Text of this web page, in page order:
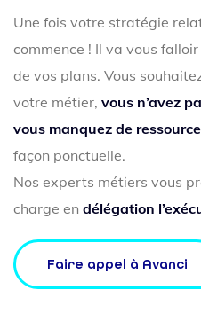
Une fois votre stratégie
commence ! Il va vous
de vos plans. Vous
votre métier, vous n’avez
vous manquez de
façon ponctuelle.
Nos experts métiers vous
charge en délégation
Faire appel à Avanci